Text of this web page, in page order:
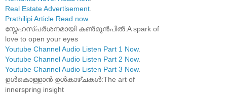
Real Estate Advertisement.
Prathilipi Article Read now.
സ്നേഹസ്പർശനമായി കൺമുൻപിൽ:A spark of
love to open your eyes
Youtube Channel Audio Listen Part 1 Now.
Youtube Channel Audio Listen Part 2 Now.
Youtube Channel Audio Listen Part 3 Now.
ഉൾകൊള്ളാൻ ഉൾകാഴ്ചകൾ:The art of
innerspring insight